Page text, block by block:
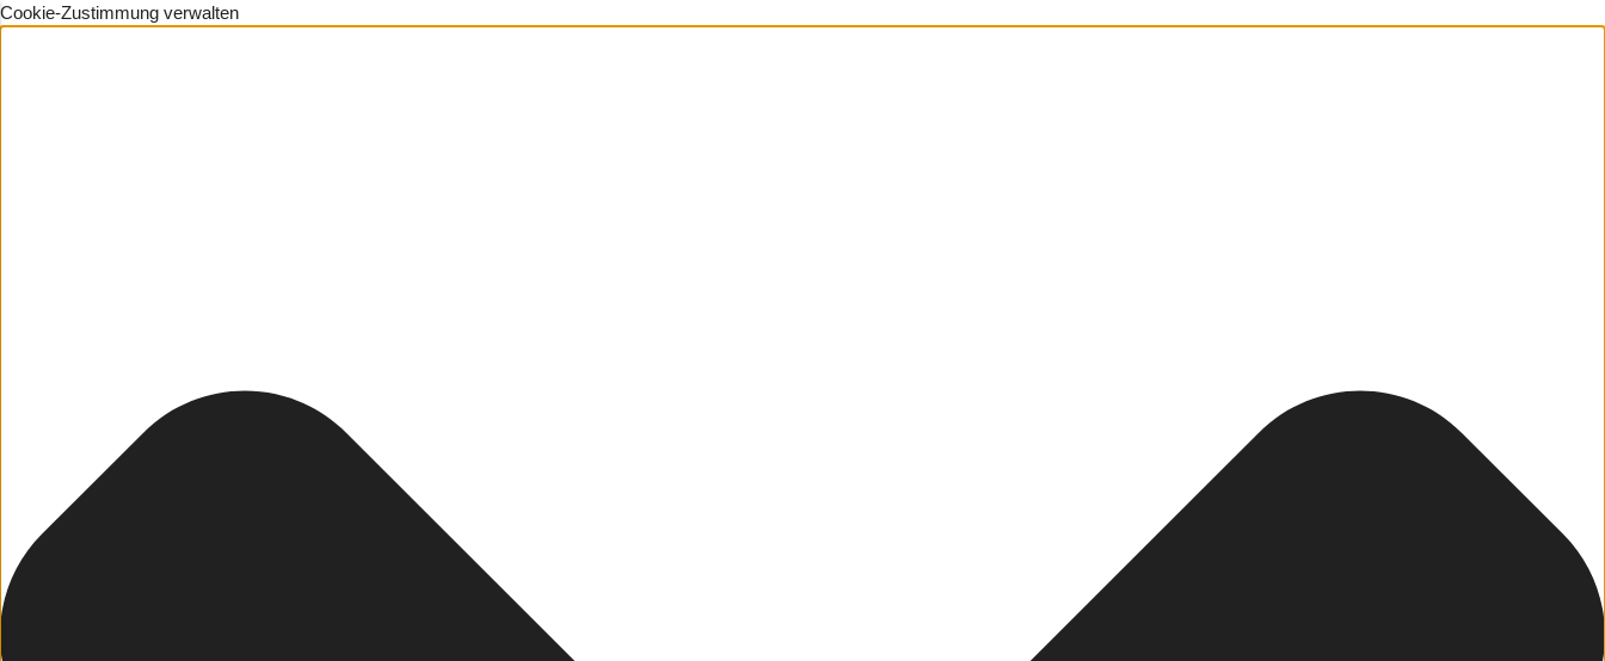
Cookie-Zustimmung verwalten